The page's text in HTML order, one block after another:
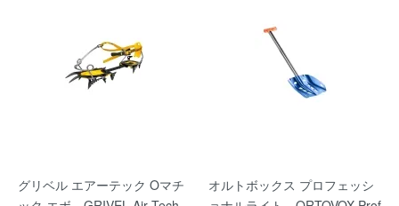
グリベル エアーテック Oマチ
オルトボックス プロフェッシ